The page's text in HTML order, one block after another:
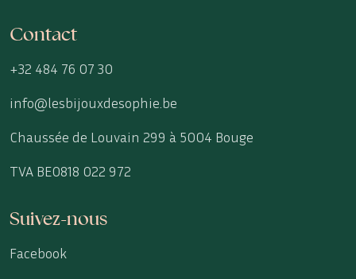
Contact
+32 484 76 07 30
info@lesbijouxdesophie.be
Chaussée de Louvain 299 à 5004 Bouge
TVA BE0818 022 972
Suivez-nous
Facebook